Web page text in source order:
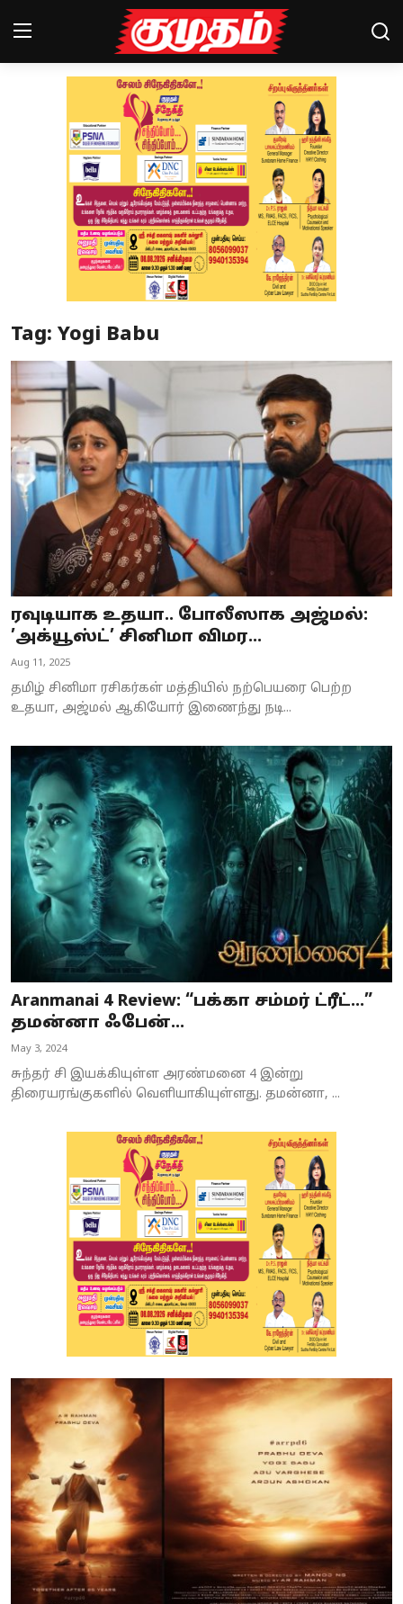
Magazines
Special Story
Business
Crime
Tamilnadu
National
World
Astrology
Spirituality
Weather
Politics
Tag: Yogi Babu
ரவுடியாக உதயா.. போலீஸாக அஜ்மல்:
’அக்யூஸ்ட்’ சினிமா விமர...
Aug 11, 2025
தமிழ் சினிமா ரசிகர்கள் மத்தியில் நற்பெயரை பெற்ற
உதயா, அஜ்மல் ஆகியோர் இணைந்து நடி...
Aranmanai 4 Review: “பக்கா சம்மர் ட்ரீட்…”
தமன்னா ஃபேன்...
May 3, 2024
சுந்தர் சி இயக்கியுள்ள அரண்மனை 4 இன்று
திரையரங்குகளில் வெளியாகியுள்ளது. தமன்னா, ...